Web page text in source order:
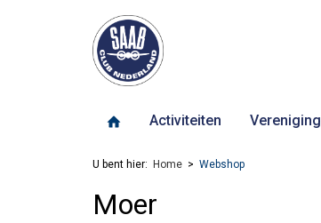
Activiteiten Vereniging
U bent hier: Home Webshop
Moer